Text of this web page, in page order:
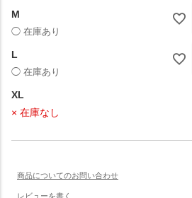
M
L
XL
× 在庫なし